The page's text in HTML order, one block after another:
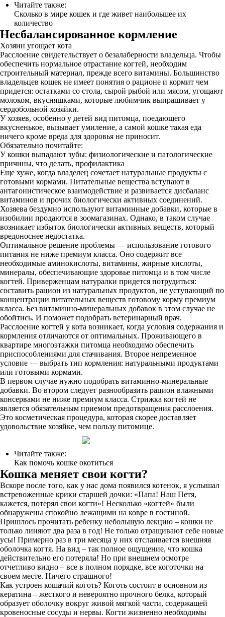
Читайте также:
Сколько в мире кошек и где живет наибольшее их
количество
Несбалансированное кормление
Хозяин угощает кота
Расслоение свидетельствует о безалаберности владельца. Чтобы
обеспечить нормальное отрастание когтей, необходим
строительный материал, прежде всего витамины. Большинство
владельцев кошек не имеет понятия о рационе и кормит чем
придется: остатками со стола, сырой рыбой или мясом, угощают
молоком, вкусняшками, которые любимчик выпрашивает у
сердобольной хозяйки.
У хозяев, особенно у детей вид питомца, поедающего
вкусненькое, вызывает умиление, а самой кошке такая еда
ничего кроме вреда для здоровья не приносит.
Обязательно почитайте:
У кошки выпадают зубы: физиологические и патологические
причины, что делать, профилактика
Еще хуже, когда владелец сочетает натуральные продукты с
готовыми кормами. Питательные вещества вступают в
антагонистическое взаимодействие и развивается дисбаланс
витаминов и прочих биологически активных соединений.
Хозяева бездумно используют витаминные добавки, которые в
изобилии продаются в зоомагазинах. Однако, в таком случае
возникает избыток биологически активных веществ, который
вредоноснее недостатка.
Оптимальное решение проблемы — использование готового
питания не ниже премиум класса. Оно содержит все
необходимые аминокислоты, витамины, жирные кислоты,
минералы, обеспечивающие здоровье питомца и в том числе
когтей. Приверженцам натуралки придется потрудиться:
составить рацион из натуральных продуктов, не уступающий по
концентрации питательных веществ готовому корму премиум
класса. Без витаминно-минеральных добавок в этом случае не
обойтись. И поможет подобрать ветеринарный врач.
Расслоение когтей у кота возникает, когда условия содержания и
кормления отличаются от оптимальных. Проживающего в
квартире многоэтажки питомца необходимо обеспечить
приспособлениями для стачивания. Второе непременное
условие — выбрать тип кормления: натуральными продуктами
или готовыми кормами.
В первом случае нужно подобрать витаминно-минеральные
добавки. Во втором следует разнообразить рацион влажными
консервами не ниже премиум класса. Стрижка когтей не
является обязательным приемом предотвращения расслоения.
Это косметическая процедура, которая скорее доставляет
удовольствие хозяйке, чем пользу питомице.
Читайте также:
Как помочь кошке окотиться
Кошка меняет свои когти?
Вскоре после того, как у нас дома появился котенок, я услышал
встревоженные крики старшей дочки: «Папа! Наш Петя,
кажется, потерял свои когти»! Несколько «когтей» были
обнаружены спокойно лежащими на ковре в гостиной.
Пришлось прочитать ребенку небольшую лекцию – кошки не
только линяют два раза в год! Не только отращивают себе новые
усы! Примерно раз в три месяца у них отслаивается внешняя
оболочка когтя. На вид – так полное ощущение, что кошка
действительно его потеряла! Но при внешнем осмотре
отчетливо видно – все в полном порядке, все коготочки на
своем месте. Ничего страшного!
Как устроен кошачий коготь? Коготь состоит в основном из
кератина – жесткого и невероятно прочного белка, который
образует оболочку вокруг живой мягкой части, содержащей
кровеносные сосуды и нервы. Когти жизненно необходимы